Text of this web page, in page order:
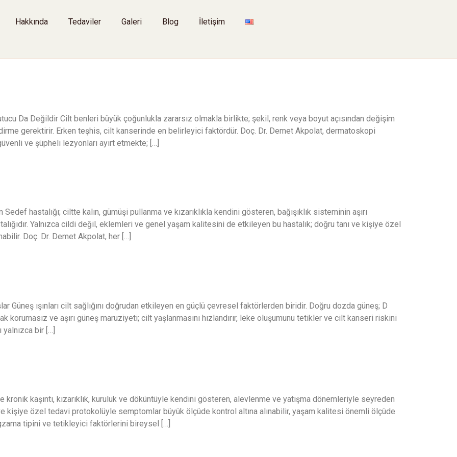
Hakkında Tedaviler Galeri Blog İletişim
Da Değildir Cilt benleri büyük çoğunlukla zararsız olmakla birlikte; şekil, renk veya boyut açısından değişim
gerektirir. Erken teşhis, cilt kanserinde en belirleyici faktördür. Doç. Dr. Demet Akpolat, dermatoskopi
ve şüpheli lezyonları ayırt etmekte; […]
hastalığı; ciltte kalın, gümüşi pullanma ve kızarıklıkla kendini gösteren, bağışıklık sisteminin aşırı
Yalnızca cildi değil, eklemleri ve genel yaşam kalitesini de etkileyen bu hastalık; doğru tanı ve kişiye özel
Doç. Dr. Demet Akpolat, her […]
Güneş ışınları cilt sağlığını doğrudan etkileyen en güçlü çevresel faktörlerden biridir. Doğru dozda güneş; D
ve aşırı güneş maruziyeti; cilt yaşlanmasını hızlandırır, leke oluşumunu tetikler ve cilt kanseri riskini
bir […]
kronik kaşıntı, kızarıklık, kuruluk ve döküntüyle kendini gösteren, alevlenme ve yatışma dönemleriyle seyreden
kişiye özel tedavi protokolüyle semptomlar büyük ölçüde kontrol altına alınabilir, yaşam kalitesi önemli ölçüde
tipini ve tetikleyici faktörlerini bireysel […]